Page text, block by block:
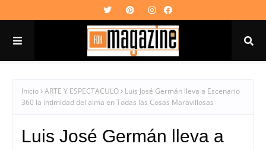
Inicio ARTE Y ESPECTACULO
Luis José Germán lleva a Escenario
360 la intimidad del alma en Todas las Cosas Maravillosas
Luis José Germán lleva a